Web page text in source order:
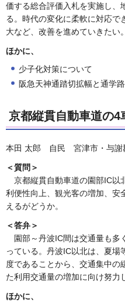
価する総合評価入札を実施し、
る。時代の変化に柔軟に対応で
大など、改善を進めていきたい。
ほかに、
少子化対策について
阪急天神通踏切拡幅と通学
京都縦貫自動車道の4
本田 太郎 自民 宮津市・与謝
＜質問＞
京都縦貫自動車道の園部IC以
利便性向上、観光客の増加、安
えるがどうか。
＜答弁＞
園部～丹波IC間は交通量も多
っている。丹波IC以北は、夏場
度であることから、交通集中の
た利用交通量の増加に向け努力
ほかに、